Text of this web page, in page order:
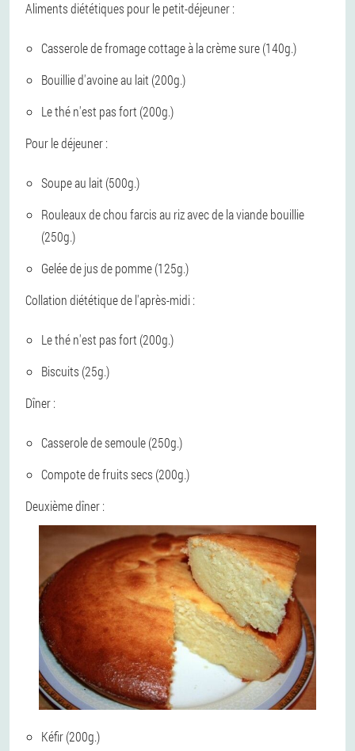
Aliments diététiques pour le petit-déjeuner :
Casserole de fromage cottage à la crème sure (140g.)
Bouillie d'avoine au lait (200g.)
Le thé n'est pas fort (200g.)
Pour le déjeuner :
Soupe au lait (500g.)
Rouleaux de chou farcis au riz avec de la viande bouillie
(250g.)
Gelée de jus de pomme (125g.)
Collation diététique de l'après-midi :
Le thé n'est pas fort (200g.)
Biscuits (25g.)
Dîner :
Casserole de semoule (250g.)
Compote de fruits secs (200g.)
Deuxième dîner :
Kéfir (200g.)